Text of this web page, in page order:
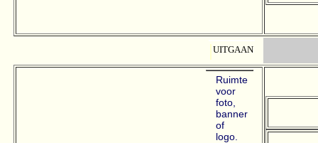
UITGAAN
Ruimte
voor
foto,
banner
of
logo.